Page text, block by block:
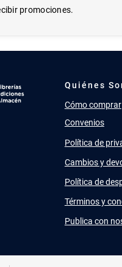
promociones.
Quiénes
Cómo comprar
Convenios
Política de
Cambios y
Política de
Términos y
Publica con